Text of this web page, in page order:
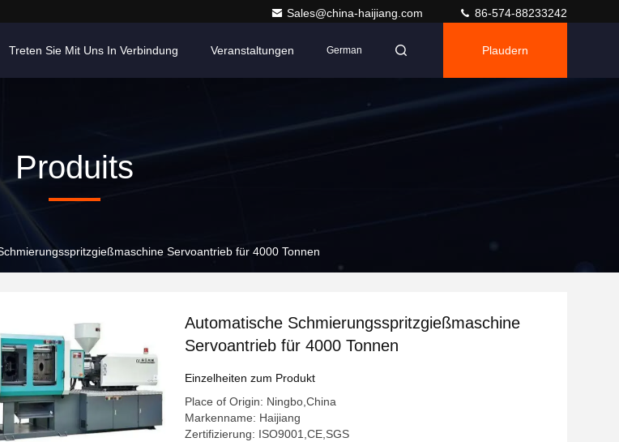
Sales@china-haijiang.com 86-574-88233242
Treten Sie Mit Uns In Verbindung Veranstaltungen German Plaudern
Produits
Servoantrieb für 4000 Tonnen
Automatische Schmierungsspritzgießmaschine
Servoantrieb für 4000 Tonnen
Einzelheiten zum Produkt
Place of Origin: Ningbo,China
Markenname: Haijiang
Zertifizierung: ISO9001,CE,SGS